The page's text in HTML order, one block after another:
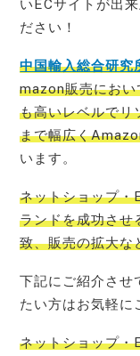
いECサイトが出
ださい！
中国輸入総合研究
mazon販売におい
も高いレベルでリ
まで幅広く
います。
ネットショップ・
ランドを成功させ
致、販売の拡大な
下記にご紹介させ
たい方はお気軽に
ネットショップ・